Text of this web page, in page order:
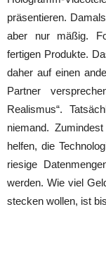
präsentieren.
aber nur mäßig.
fertigen Produkte.
daher auf einen
Partner
Realismus“.
niemand.
helfen, die
riesige
werden. Wie viel
stecken wollen, ist